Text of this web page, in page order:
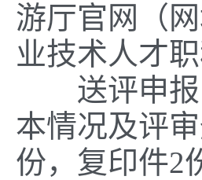
游厅官网（
业技术人才
送评申报
本情况及评
份，复印件2